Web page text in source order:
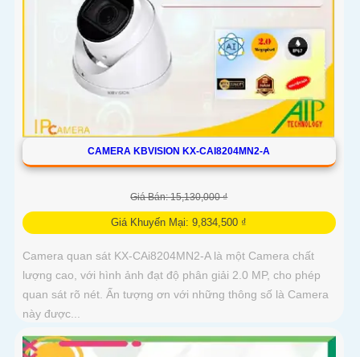
CAMERA KBVISION KX-CAI8204MN2-A
Giá Bán: 15,130,000 ₫
Giá Khuyến Mại: 9,834,500 ₫
Camera quan sát KX-CAi8204MN2-A là một Camera chất
lượng cao, với hình ảnh đạt độ phân giải 2.0 MP, cho phép
quan sát rõ nét. Ấn tượng ơn với những thông số là Camera
này được...